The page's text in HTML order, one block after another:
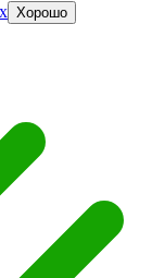
Хорошо